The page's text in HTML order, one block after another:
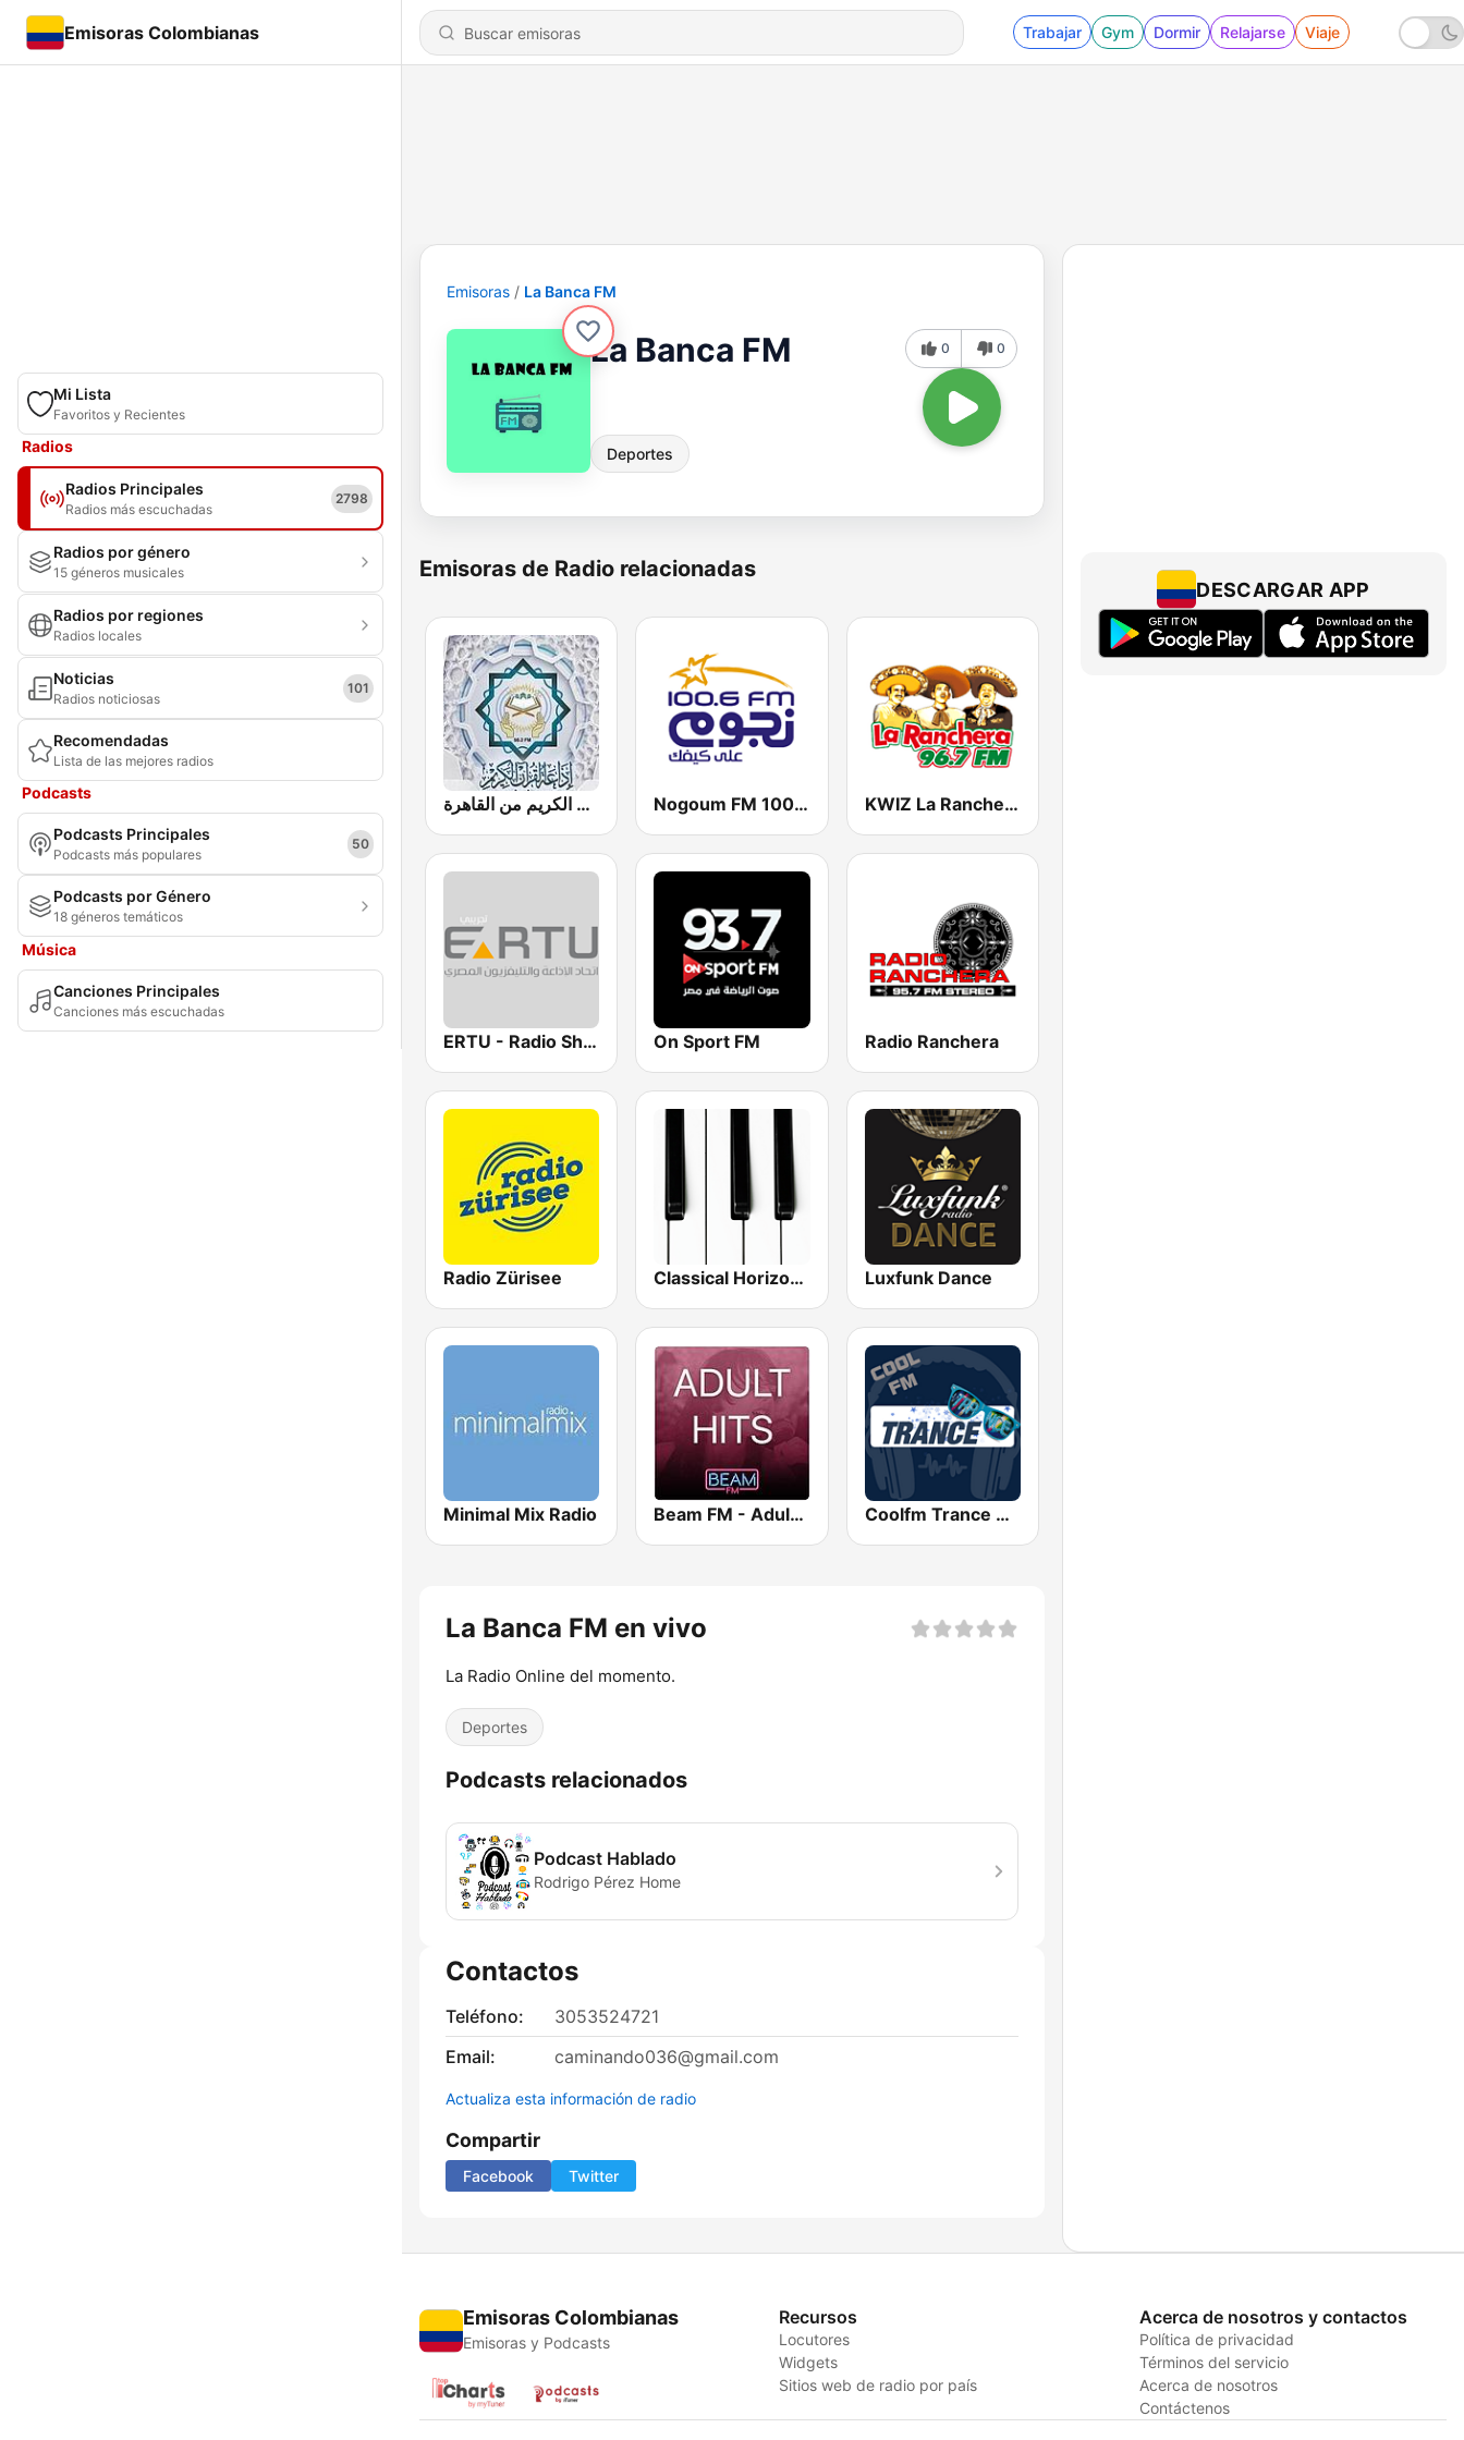
Emisoras Colombianas Trabajar Gym Dormir Relajarse Viaje
Mi Lista
Favoritos y Recientes
Radios
Radios Principales
Radios más escuchadas
2798
Radios por género
15 géneros musicales
Radios por regiones
Radios locales
Noticias
Radios noticiosas
101
Recomendadas
Lista de las mejores radios
Podcasts
Podcasts Principales
Podcasts más populares
50
Podcasts por Género
18 géneros temáticos
Música
Canciones Principales
Canciones más escuchadas
Emisoras La Banca FM
La Banca FM
Deportes
0 0
Emisoras de Radio relacionadas
إذاعة القرآن الكريم من القاهرة Nogoum FM 100.6 (نجوم فم) KWIZ La Ranchera 96.7 FM (US Only)
ERTU - Radio Shabab (إذاعة الشباب والرياضة) On Sport FM Radio Ranchera
Radio Zürisee Classical Horizon Radio (International) Luxfunk Dance
Minimal Mix Radio Beam FM - Adult Hits Coolfm Trance & Electro
La Banca FM en vivo
La Radio Online del momento.
Deportes
Podcasts relacionados
Podcast Hablado
Rodrigo Pérez Home
Contactos
Teléfono:
3053524721
Email:
caminando036@gmail.com
Actualiza esta información de radio
Compartir
Facebook Twitter
DESCARGAR APP
Emisoras Colombianas
Emisoras y Podcasts
Recursos
Locutores
Widgets
Sitios web de radio por país
Acerca de nosotros y contactos
Política de privacidad
Términos del servicio
Acerca de nosotros
Contáctenos